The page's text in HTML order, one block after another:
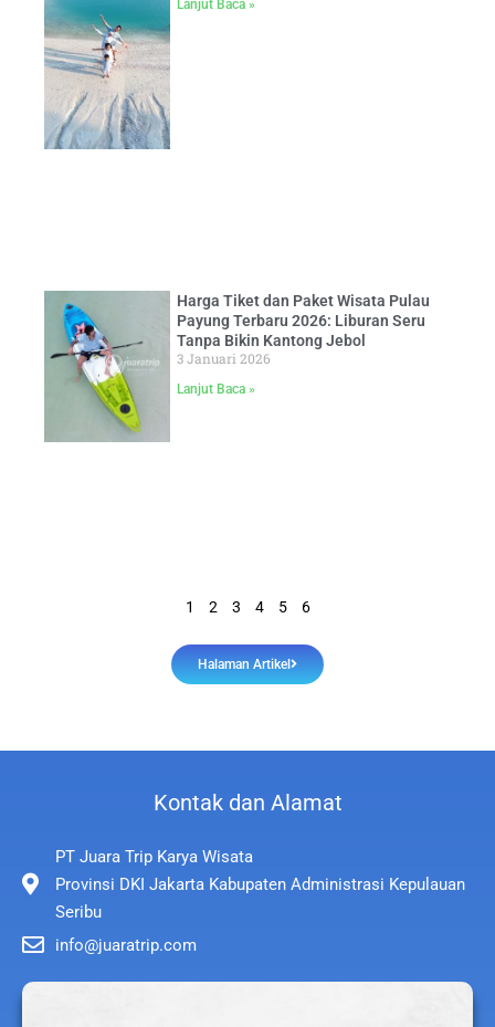
Lanjut Baca »
Harga Tiket dan Paket Wisata Pulau
Payung Terbaru 2026: Liburan Seru
Tanpa Bikin Kantong Jebol
3 Januari 2026
Lanjut Baca »
1 2 3 4 5 6
Halaman Artikel
Kontak dan Alamat
PT Juara Trip Karya Wisata
Provinsi DKI Jakarta Kabupaten Administrasi Kepulauan
Seribu
info@juaratrip.com